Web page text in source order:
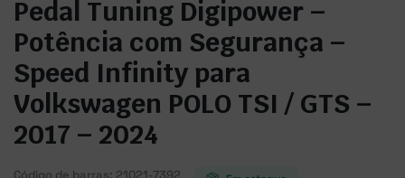
Pedal Tuning Digipower –
Potência com Segurança –
Speed Infinity para
Volkswagen POLO TSI / GTS –
2017 – 2024
Código de barras: 21021-7392